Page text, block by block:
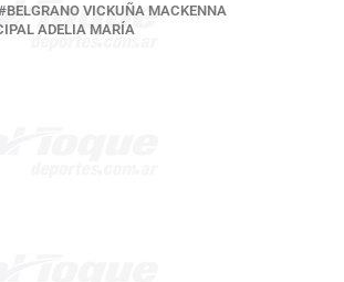
BELGRANO VICKUÑA MACKENNA
ADELIA MARÍA